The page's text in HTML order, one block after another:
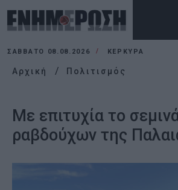
ΣΆΒΒΑΤΟ 08.08.2026 ΚΕΡΚΥΡΑ
Αρχική Πολιτισμός
Με επιτυχία το
ραβδούχων της